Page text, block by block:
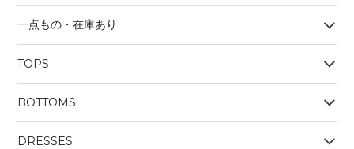
一点もの・在庫あり
TOPS
BOYS
OUTERWEAR
Tシャツ
BOTTOMS
BOYS
DRESSES